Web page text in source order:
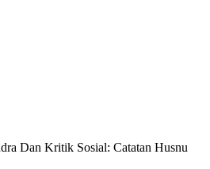
Dan Kritik Sosial: Catatan Husnu